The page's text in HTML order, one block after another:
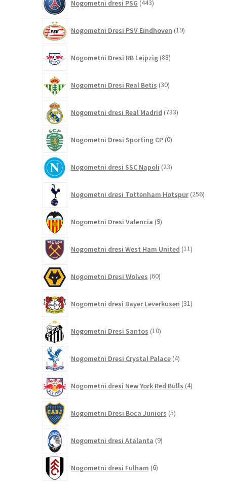
Nogometni dresi PSG 443izdelkov
Nogometni Dresi PSV Eindhoven 19izdelkov
Nogometni Dresi RB Leipzig 88izdelkov
Nogometni Dresi Real Betis 30izdelkov
Nogometni dresi Real Madrid 733izdelkov
Nogometni Dresi Sporting CP 0izdelkov
Nogometni dresi SSC Napoli 23izdelkov
Nogometni dresi Tottenham Hotspur 256
Nogometni Dresi Valencia 9izdelkov
Nogometni dresi West Ham United 11izdelkov
Nogometni Dresi Wolves 60izdelkov
Nogometni dresi Bayer Leverkusen 31izdelkov
Nogometni Dresi Santos 10izdelkov
Nogometni Dresi Crystal Palace 4izdelki
Nogometni dresi New York Red Bulls 4izdelki
Nogometni Dresi Boca Juniors 5izdelkov
Nogometni dresi Atalanta 9izdelkov
Nogometni dresi Fulham 6izdelkov